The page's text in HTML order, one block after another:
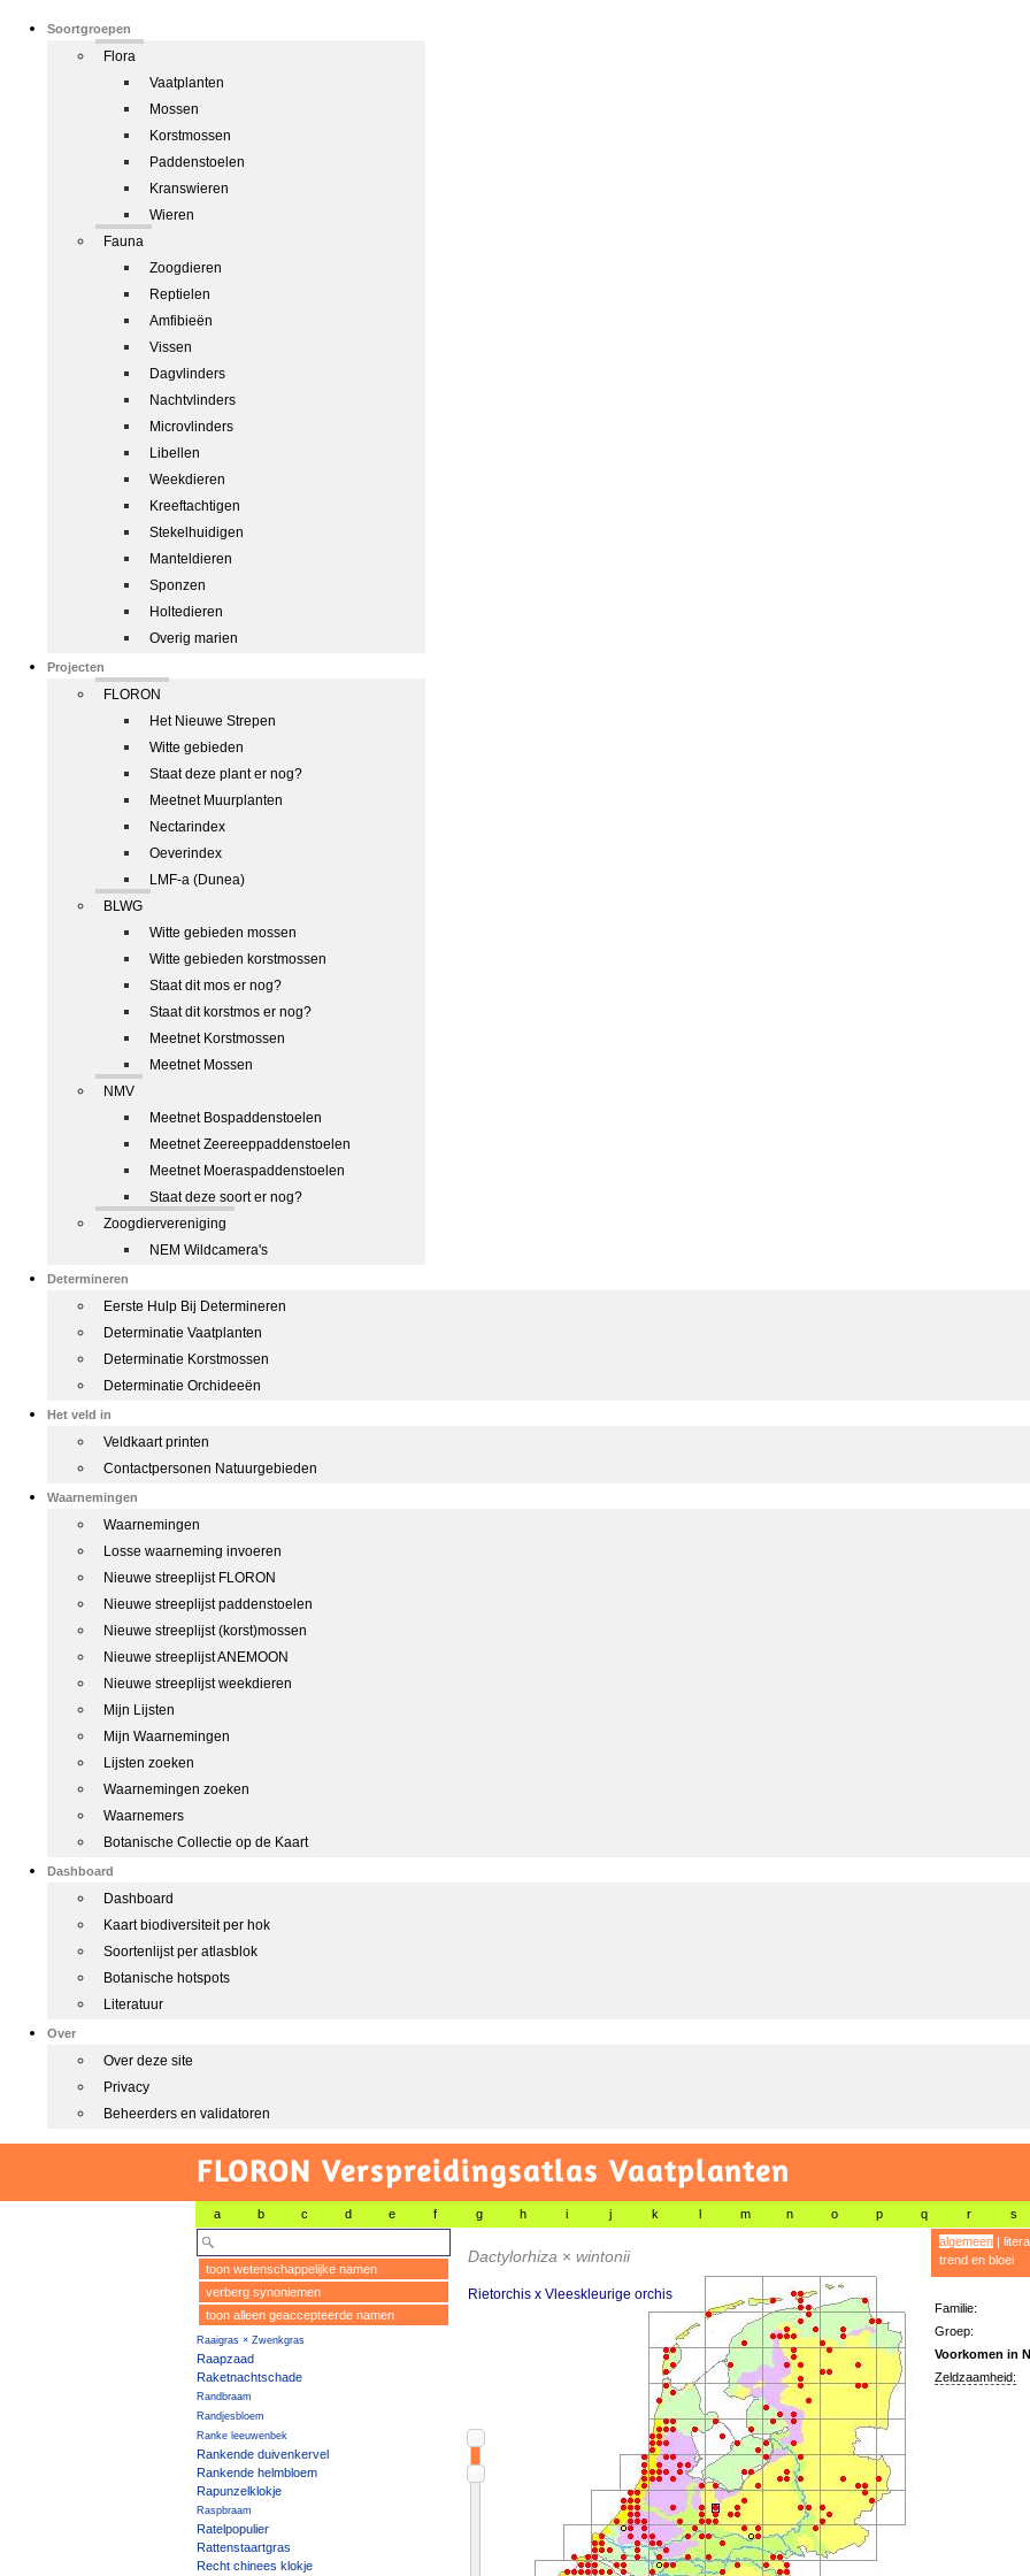
Soortgroepen
Flora
Vaatplanten
Mossen
Korstmossen
Paddenstoelen
Kranswieren
Wieren
Fauna
Zoogdieren
Reptielen
Amfibieën
Vissen
Dagvlinders
Nachtvlinders
Microvlinders
Libellen
Weekdieren
Kreeftachtigen
Stekelhuidigen
Manteldieren
Sponzen
Holtedieren
Overig marien
Projecten
FLORON
Het Nieuwe Strepen
Witte gebieden
Staat deze plant er nog?
Meetnet Muurplanten
Nectarindex
Oeverindex
LMF-a (Dunea)
BLWG
Witte gebieden mossen
Witte gebieden korstmossen
Staat dit mos er nog?
Staat dit korstmos er nog?
Meetnet Korstmossen
Meetnet Mossen
NMV
Meetnet Bospaddenstoelen
Meetnet Zeereeppaddenstoelen
Meetnet Moeraspaddenstoelen
Staat deze soort er nog?
Zoogdiervereniging
NEM Wildcamera's
Determineren
Eerste Hulp Bij Determineren
Determinatie Vaatplanten
Determinatie Korstmossen
Determinatie Orchideeën
Het veld in
Veldkaart printen
Contactpersonen Natuurgebieden
Waarnemingen
Waarnemingen
Losse waarneming invoeren
Nieuwe streeplijst FLORON
Nieuwe streeplijst paddenstoelen
Nieuwe streeplijst (korst)mossen
Nieuwe streeplijst ANEMOON
Nieuwe streeplijst weekdieren
Mijn Lijsten
Mijn Waarnemingen
Lijsten zoeken
Waarnemingen zoeken
Waarnemers
Botanische Collectie op de Kaart
Dashboard
Dashboard
Kaart biodiversiteit per hok
Soortenlijst per atlasblok
Botanische hotspots
Literatuur
Over
Over deze site
Privacy
Beheerders en validatoren
FLORON Verspreidingsatlas Vaatplanten
a b c d e f g h i j k l m n o p q r s
toon wetenschappelijke namen
verberg synoniemen
toon alleen geaccepteerde namen
Raaigras × Zwenkgras
Raapzaad
Raketnachtschade
Randbraam
Randjesbloem
Ranke leeuwenbek
Rankende duivenkervel
Rankende helmbloem
Rapunzelklokje
Raspbraam
Ratelpopulier
Rattenstaartgras
Recht chinees klokje
Dactylorhiza × wintonii
Rietorchis x Vleeskleurige orchis
algemeen|
trend en bloei
Familie:
Groep:
Voorkomen in
Zeldzaamheid: